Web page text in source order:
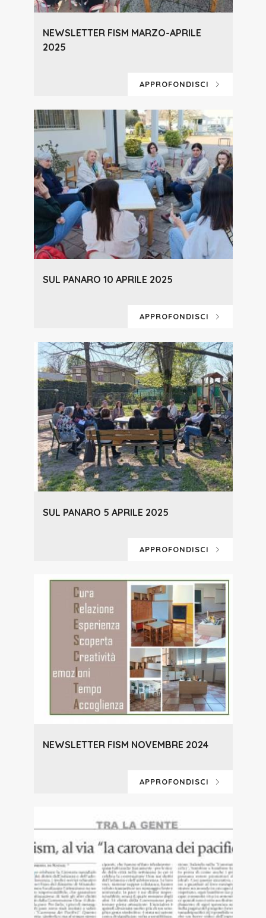
NEWSLETTER FISM MARZO-APRILE
2025
APPROFONDISCI
SUL PANARO 10 APRILE 2025
APPROFONDISCI
SUL PANARO 5 APRILE 2025
APPROFONDISCI
NEWSLETTER FISM NOVEMBRE 2024
APPROFONDISCI